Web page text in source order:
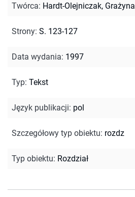
Twórca: Hardt-Olejniczak, Grażyna
Strony: S. 123-127
Data wydania: 1997
Typ: Tekst
Język publikacji: pol
Szczegółowy typ obiektu: rozdz
Typ obiektu: Rozdział